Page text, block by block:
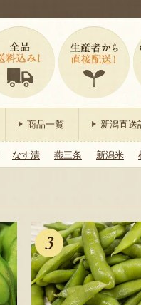
商品一覧 新潟直送
なす漬 燕三条 新潟米